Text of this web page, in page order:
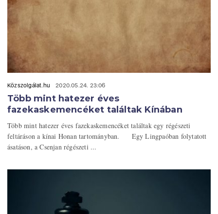
Közszolgálat.hu 2020.05.24. 23:06
Több mint hatezer éves
fazekaskemencéket találtak Kínában
Több mint hatezer éves fazekaskemencéket találtak egy régészeti
feltáráson a kínai Honan tartományban. Egy Lingpaóban folytatott
ásatáson, a Csenjan régészeti ...